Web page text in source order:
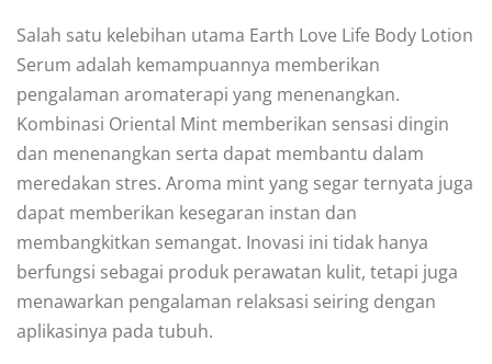
Salah satu kelebihan utama Earth Love Life Body Lotion
Serum adalah kemampuannya memberikan
pengalaman aromaterapi yang menenangkan.
Kombinasi Oriental Mint memberikan sensasi dingin
dan menenangkan serta dapat membantu dalam
meredakan stres. Aroma mint yang segar ternyata juga
dapat memberikan kesegaran instan dan
membangkitkan semangat. Inovasi ini tidak hanya
berfungsi sebagai produk perawatan kulit, tetapi juga
menawarkan pengalaman relaksasi seiring dengan
aplikasinya pada tubuh.